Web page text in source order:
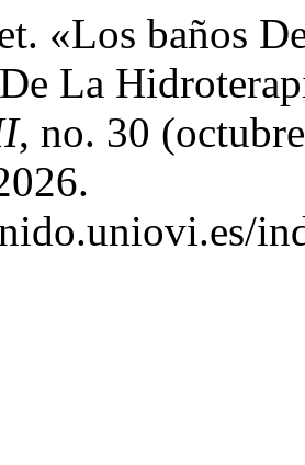
«Los baños
La
, no. 30